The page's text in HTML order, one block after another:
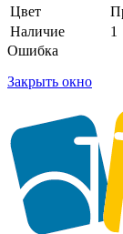
Цвет
Наличие
1
Ошибка
Закрыть окно